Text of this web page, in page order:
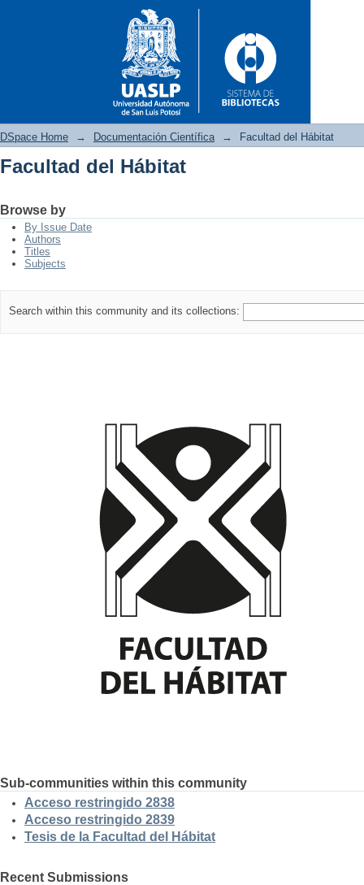
DSpace Home → Documentación Científica → Facultad del Hábitat
Facultad del Hábitat
Browse by
By Issue Date
Authors
Titles
Subjects
Search within this community and its collections:
Sub-communities within this community
Acceso restringido 2838
Acceso restringido 2839
Tesis de la Facultad del Hábitat
Recent Submissions